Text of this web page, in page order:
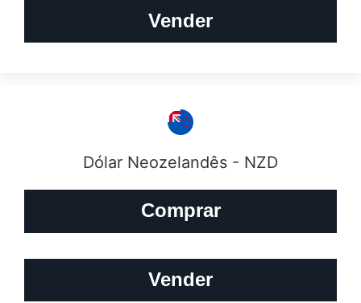
Vender
Dólar Neozelandês - NZD
Comprar
Vender